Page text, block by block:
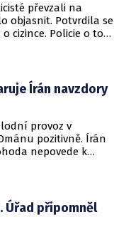
převzali na
objasnit. Potvrdila se
cizince. Policie o tom
Írán navzdory
lodní provoz v
pozitivně. Írán
nepovede k
Úřad připomněl